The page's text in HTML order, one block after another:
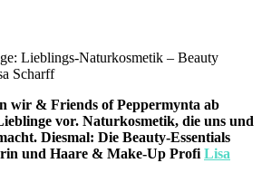
vor. Naturkosmetik, die uns und
Diesmal: Die Beauty-Essentials
und Haare & Make-Up Profi Lisa